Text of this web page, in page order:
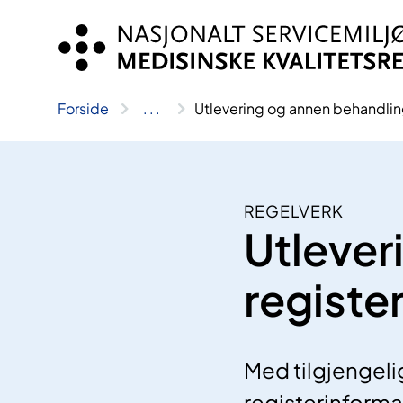
Forside .. . Utlevering og annen
REGELVERK
Med